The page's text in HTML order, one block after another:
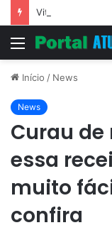
Menu
Início / News
News
Curau
essa
muito
confira